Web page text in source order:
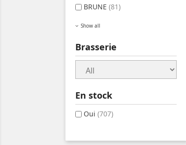
BRUNE (81)
Show all
Brasserie
En stock
Oui (707)